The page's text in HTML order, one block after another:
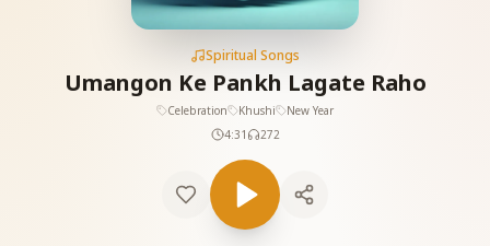
Spiritual Songs
Umangon Ke Pankh Lagate Raho
Celebration Khushi
New Year
4:31
272